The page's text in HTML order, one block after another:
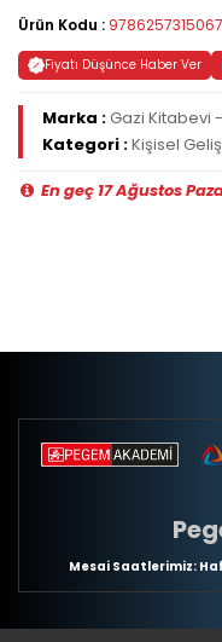
Ürün Kodu : 9786257315067
Fiyatı Düşünce Haber Ver
Marka :Gazi Kitabevi -
Kategori :Kişisel
En geç 17 Ağustos
Mesai Saatlerimiz: